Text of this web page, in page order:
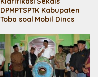
DPMPTSPTK Kabupaten
Toba soal Mobil Dinas